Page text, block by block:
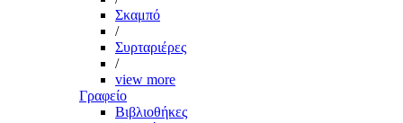
Σκαμπό
/
Συρταριέρες
/
view more
Γραφείο
Βιβλιοθήκες